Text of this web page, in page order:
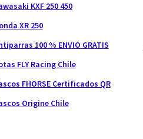
KXF 250 450
XR 250
100 % ENVIO GRATIS
FLY Racing Chile
FHORSE Certificados QR
Origine Chile